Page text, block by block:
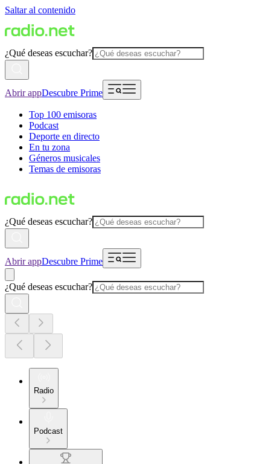
Saltar al contenido
¿Qué deseas escuchar?
Abrir appDescubre Prime
Top 100 emisoras
Podcast
Deporte en directo
En tu zona
Géneros musicales
Temas de emisoras
¿Qué deseas escuchar?
Abrir appDescubre Prime
¿Qué deseas escuchar?
Radio
Podcast